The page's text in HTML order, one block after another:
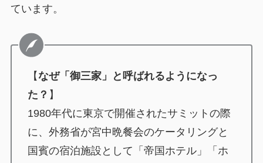
ています。
【なぜ「御三家」と呼ばれるようになっ
た？ 】
1980年代に東京で開催されたサミットの際
に、外務省が宮中晩餐会のケータリングと
国賓の宿泊施設として「帝国ホテル」「ホ